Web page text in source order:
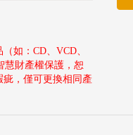
如：CD、VCD、
慧財產權保護，恕
，僅可更換相同產